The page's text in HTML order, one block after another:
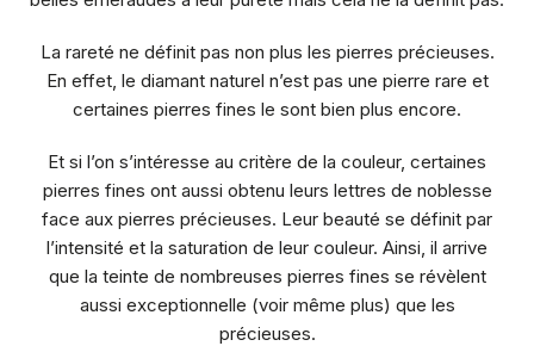
La rareté ne définit pas non plus les pierres précieuses.
En effet, le diamant naturel n’est pas une pierre rare et
certaines pierres fines le sont bien plus encore.
Et si l’on s’intéresse au critère de la couleur, certaines
pierres fines ont aussi obtenu leurs lettres de noblesse
face aux pierres précieuses. Leur beauté se définit par
l’intensité et la saturation de leur couleur. Ainsi, il arrive
que la teinte de nombreuses pierres fines se révèlent
aussi exceptionnelle (voir même plus) que les
précieuses.